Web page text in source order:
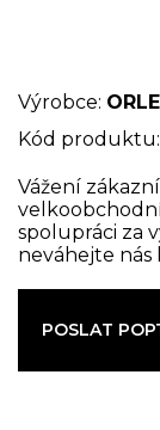
Výrobce:
Kód produktu:
Vážení
spolupráci za
neváhejte
POSLAT